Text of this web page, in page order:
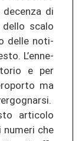
di
scalo
delle no­ti­
L’en­ne­
e per
ma
ar­ti­co­lo
nu­me­ri che